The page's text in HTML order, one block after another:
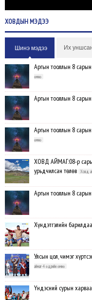
ХОВДЫНМЭДЭЭ
Шинэ мэдээ Их
Аргын тооллын 8
өмнө
Аргын тооллын 8
Аргын тооллын 8
өмнө
ХОВД АЙМАГ:08-р
урьдчилсан төлөв
Ховд
Аргын тооллын 8
Хүндэтгэлийн
Улсын цол, чимэг
аймаг-4 өдрийн өмнө
Үндэсний сурын